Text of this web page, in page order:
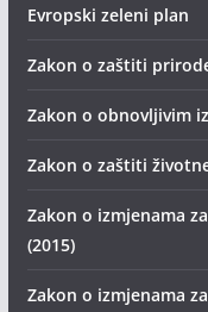
Evropski zeleni plan
Zakon o zaštiti
Zakon o obnovljivim
Zakon o zaštiti
Zakon o izmjenama
(2015)
Zakon o izmjenama